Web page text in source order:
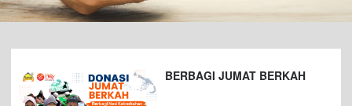
BERBAGI JUMAT BERKAH